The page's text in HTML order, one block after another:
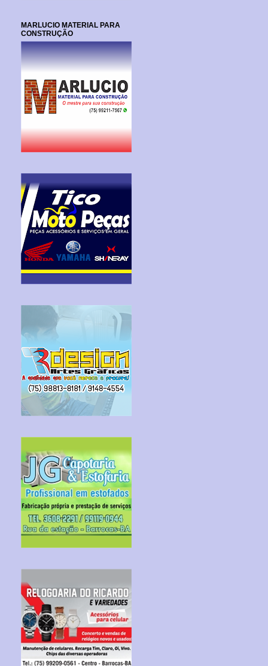
MARLUCIO MATERIAL PARA
CONSTRUÇÃO